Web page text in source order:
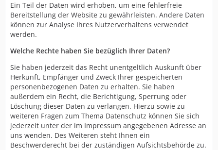
Ein Teil der Daten wird erhoben, um eine fehlerfreie
Bereitstellung der Website zu gewährleisten. Andere Daten
können zur Analyse Ihres Nutzerverhaltens verwendet
werden.
Welche Rechte haben Sie bezüglich Ihrer Daten?
Sie haben jederzeit das Recht unentgeltlich Auskunft über
Herkunft, Empfänger und Zweck Ihrer gespeicherten
personenbezogenen Daten zu erhalten. Sie haben
außerdem ein Recht, die Berichtigung, Sperrung oder
Löschung dieser Daten zu verlangen. Hierzu sowie zu
weiteren Fragen zum Thema Datenschutz können Sie sich
jederzeit unter der im Impressum angegebenen Adresse an
uns wenden. Des Weiteren steht Ihnen ein
Beschwerderecht bei der zuständigen Aufsichtsbehörde zu.